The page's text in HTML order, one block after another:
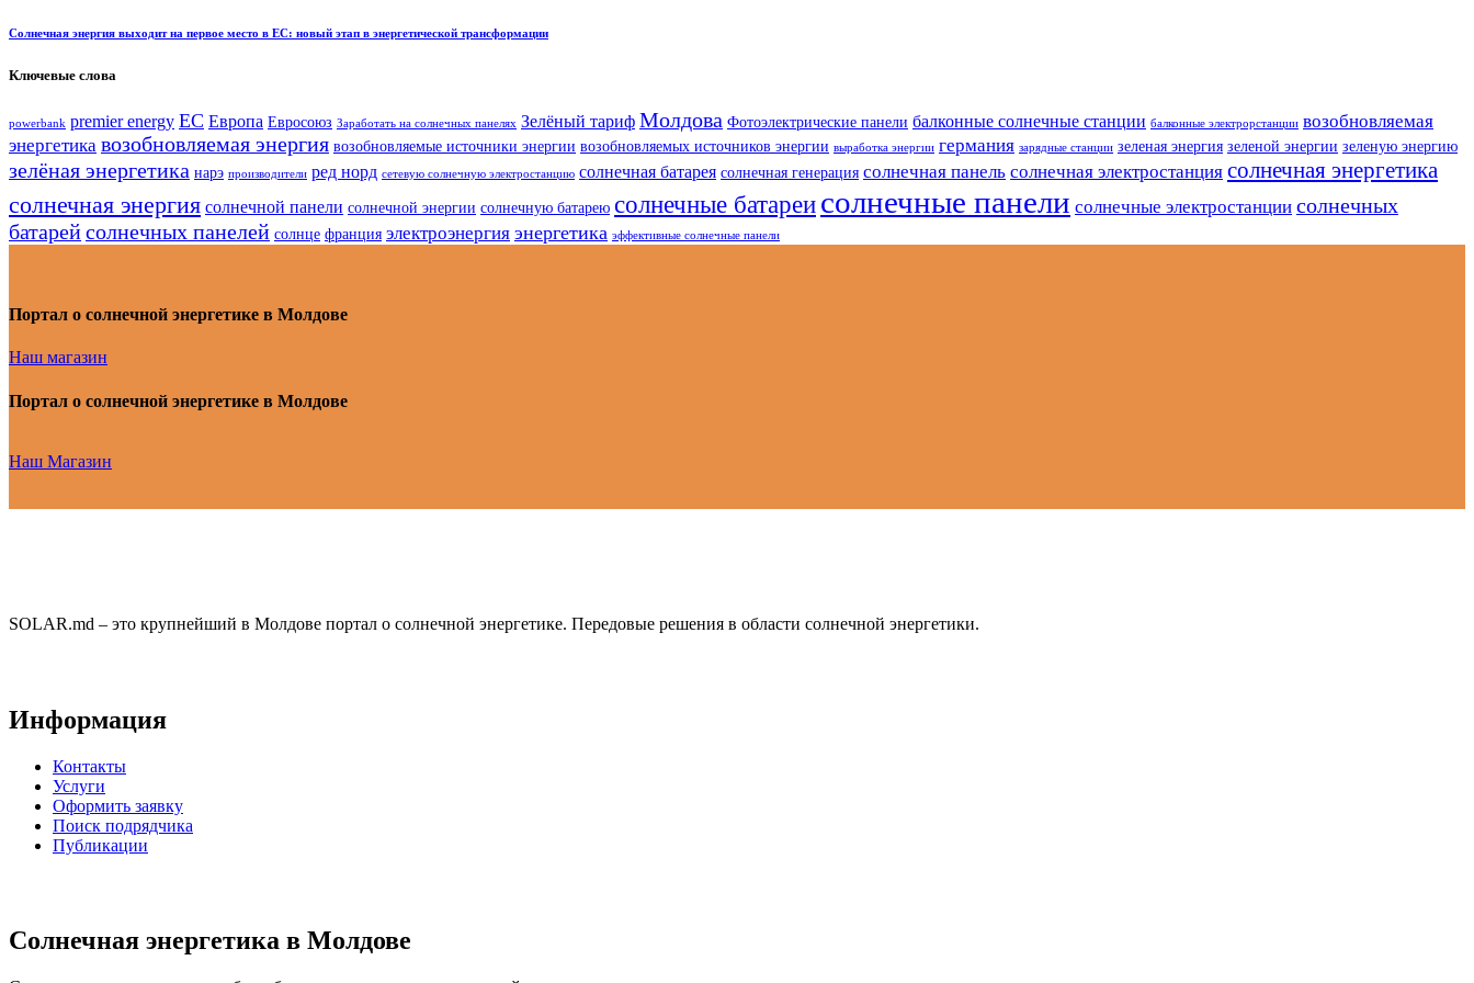
Солнечная энергия выходит на первое место в ЕС: новый этап в энергетической трансформации
Ключевые слова
powerbank premier energy ЕС Европа Евросоюз Заработать на солнечных панелях Зелёный тариф Молдова Фотоэлектрические панели балконные солнечные станции балконные электрорстанции возобновляемая
энергетика возобновляемая энергия возобновляемые источники энергии возобновляемых источников энергии выработка энергии германия зарядные станции зеленая энергия зеленой энергии зеленую энергию
зелёная энергетика нарэ производители ред норд сетевую солнечную электростанцию солнечная батарея солнечная генерация солнечная панель солнечная электростанция солнечная энергетика
солнечная энергия солнечной панели солнечной энергии солнечную батарею солнечные батареисолнечные панели солнечные электростанции солнечных
батарейсолнечных панелей солнце франция электроэнергия энергетика эффективные солнечные панели
Портал о солнечной энергетике в Молдове
Наш магазин
Портал о солнечной энергетике в Молдове
Наш Магазин
SOLAR.md – это крупнейший в Молдове портал о солнечной энергетике. Передовые решения в области солнечной энергетики.
Информация
Контакты
Услуги
Оформить заявку
Поиск подрядчика
Публикации
Солнечная энергетика в Молдове